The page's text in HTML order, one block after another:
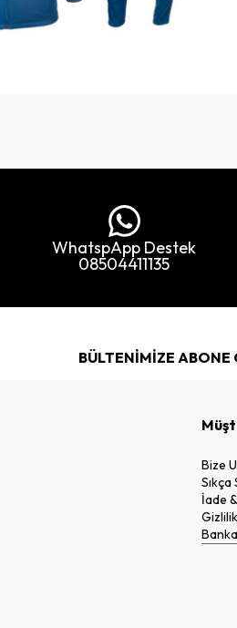
WhatspApp Destek
08504411135
BÜLTENİMİZE ABONE
Bize
İade